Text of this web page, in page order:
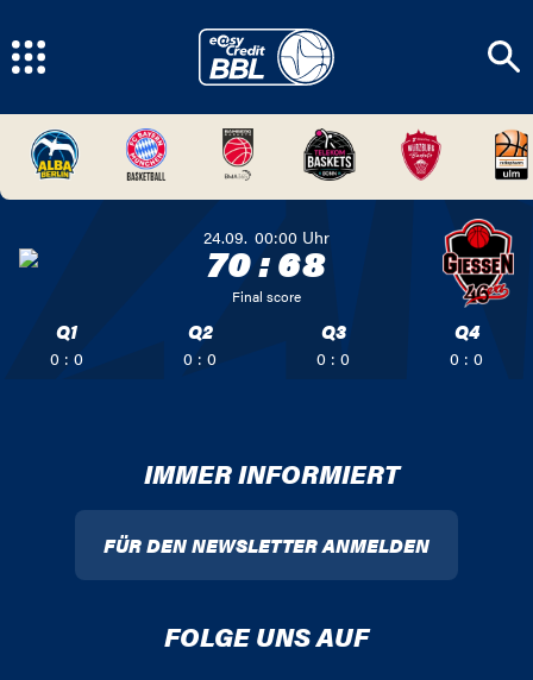
24.09. 00:00 Uhr
70:68
Final score
Q1
0 : 0
Q2
0 : 0
Q3
0 : 0
Q4
0 : 0
IMMER INFORMIERT
FÜR DEN NEWSLETTER ANMELDEN
FOLGE UNS AUF